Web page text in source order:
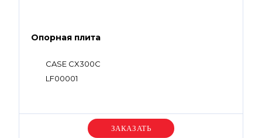
Опорная плита
CASE CX300C
LF00001
Уточняйте цену